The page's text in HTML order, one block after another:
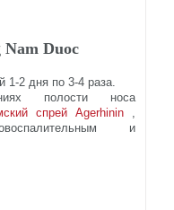
Nam Duoc
1-2 дня по 3-4 раза.
полости носа
спрей Agerhinin ,
и